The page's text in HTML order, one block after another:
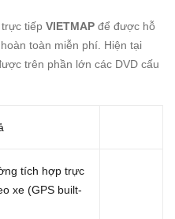
tiếp VIETMAP để được hỗ
toàn miễn phí. Hiện tại
trên phần lớn các DVD cấu
tích hợp trực
xe (GPS built-